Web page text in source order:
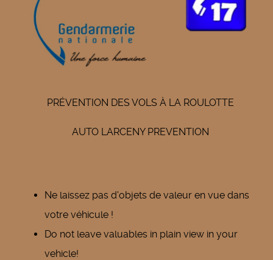
PRÉVENTION DES VOLS À LA ROULOTTE
AUTO LARCENY PREVENTION
Ne laissez pas d'objets de valeur en vue dans
votre véhicule !
Do not leave valuables in plain view in your
vehicle!